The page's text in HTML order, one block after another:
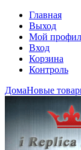
Главная
Выход
Мой
Вход
Корзина
Контроль
ДомаНовые